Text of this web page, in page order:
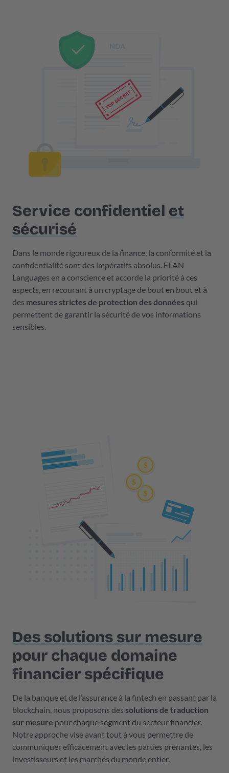
Service confidentiel et
sécurisé
Dans le monde rigoureux de la finance, la conformité et la
confidentialité sont des impératifs absolus. ELAN
Languages en a conscience et accorde la priorité à ces
aspects, en recourant à un cryptage de bout en bout et à
des mesures strictes de protection des donnéesqui
permettent de garantir la sécurité de vos informations
sensibles.
Des solutions sur mesure
pour chaque domaine
financier spécifique
De la banque et de l’assurance à la fintech en passant par la
blockchain, nous proposons des solutions de traduction
sur mesure pour chaque segment du secteur financier.
Notre approche vise avant tout à vous permettre de
communiquer efficacement avec les parties prenantes, les
investisseurs et les marchés du monde entier.